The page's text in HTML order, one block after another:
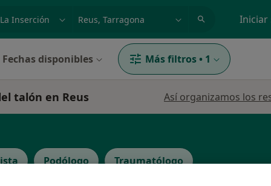
enfermedad o nombre Iniciar
Fechas disponibles Más filtros • 1
talón en Reus Así organizamos los
Podólogo Traumatólogo